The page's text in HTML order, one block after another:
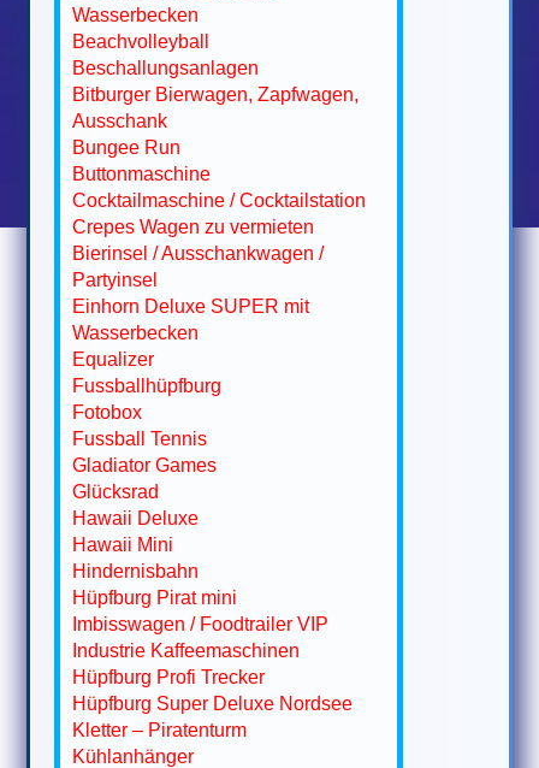
Wasserbecken
Beachvolleyball
Beschallungsanlagen
Bitburger Bierwagen, Zapfwagen,
Ausschank
Bungee Run
Buttonmaschine
Cocktailmaschine / Cocktailstation
Crepes Wagen zu vermieten
Bierinsel / Ausschankwagen /
Partyinsel
Einhorn Deluxe SUPER mit
Wasserbecken
Equalizer
Fussballhüpfburg
Fotobox
Fussball Tennis
Gladiator Games
Glücksrad
Hawaii Deluxe
Hawaii Mini
Hindernisbahn
Hüpfburg Pirat mini
Imbisswagen / Foodtrailer VIP
Industrie Kaffeemaschinen
Hüpfburg Profi Trecker
Hüpfburg Super Deluxe Nordsee
Kletter – Piratenturm
Kühlanhänger